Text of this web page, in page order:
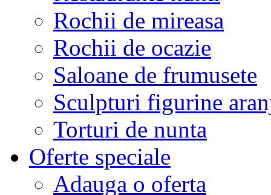
Rochii de mireasa
Rochii de ocazie
Saloane de frumusete
Sculpturi figurine
Torturi de nunta
Oferte speciale
Adauga o oferta